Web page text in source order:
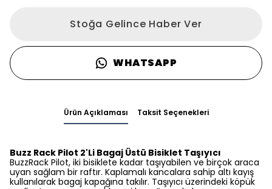
Stoğa Gelince Haber Ver
WHATSAPP
Ürün Açıklaması Taksit Seçenekleri
Buzz Rack Pilot 2'Li Bagaj Üstü Bisiklet Taşıyıcı
BuzzRack Pilot, iki bisiklete kadar taşıyabilen ve birçok araca
uyan sağlam bir raftır. Kaplamalı kancalara sahip altı kayış
kullanılarak bagaj kapağına takılır. Taşıyıcı üzerindeki köpük